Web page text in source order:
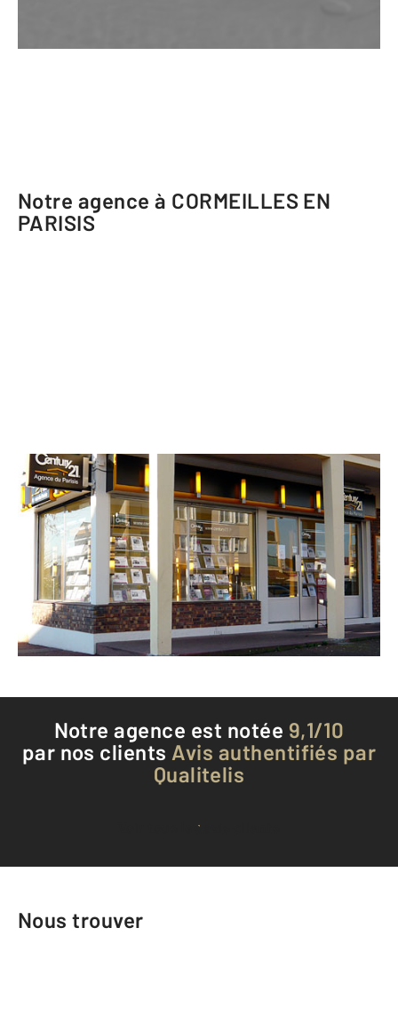
Notre agence à CORMEILLES EN
PARISIS
CENTURY 21 Agence du Parisis
7 place Edouard Imbs
CORMEILLES EN PARISIS - 95240
Envoyer un message
Téléphoner à l'agence
Notre agence est notée 9,1/10
par nos clients Avis authentifiés par
Qualitelis
Voir tous les avis clients
Nous trouver